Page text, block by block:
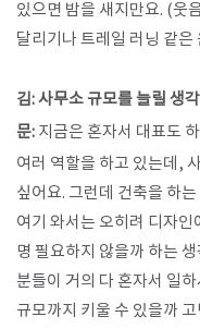
있으면 밤을 새지만요. (웃
달리기나 트레일 러닝 같은
김: 사무소 규모를 늘릴 생
문: 지금은 혼자서 대표도
여러 역할을 하고 있는데,
싶어요. 그런데 건축을 하
여기 와서는 오히려 디자
명 필요하지 않을까 하는
분들이 거의 다 혼자서 일
규모까지 키울 수 있을까